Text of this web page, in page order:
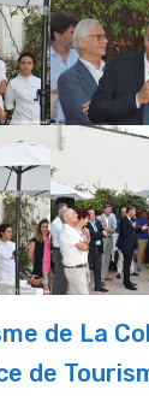
de La
de